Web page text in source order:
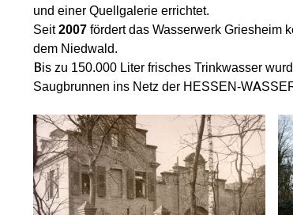
und einer Quellgalerie errichtet.
Seit2007 fördert das Wasserwerk Griesheim
dem Niedwald.
Bis zu 150.000 Liter frisches Trinkwasser
Saugbrunnen ins Netz der HESSEN-